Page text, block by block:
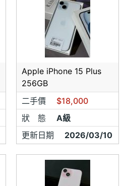
Apple iPhone 15 Plus
256GB
二手價
$18,000
狀 態
A級
更新日期
2026/03/10